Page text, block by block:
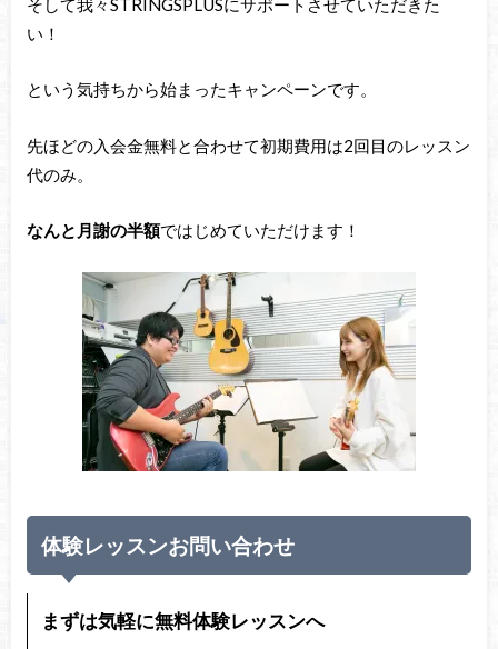
そして我々STRINGSPLUSにサポートさせていただきた
い！
という気持ちから始まったキャンペーンです。
先ほどの入会金無料と合わせて初期費用は2回目のレッスン
代のみ。
なんと月謝の半額ではじめていただけます！
体験レッスンお問い合わせ
まずは気軽に無料体験レッスンへ